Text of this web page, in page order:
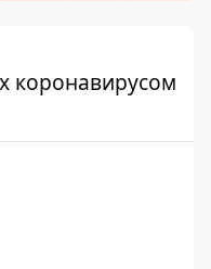
коронавирусом